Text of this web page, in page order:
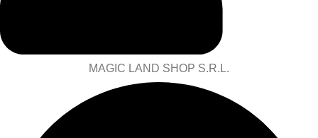
MAGIC LAND SHOP S.R.L.